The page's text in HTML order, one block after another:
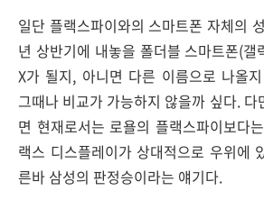
일단 플랙스파이와의 스마트폰 자체의
년 상반기에 내놓을 폴더블 스마트폰(갤
X가 될지, 아니면 다른 이름으로 나올
그때나 비교가 가능하지 않을까 싶다.
면 현재로서는 로욜의 플랙스파이보다
랙스 디스플레이가 상대적으로 우위에
른바 삼성의 판정승이라는 얘기다.